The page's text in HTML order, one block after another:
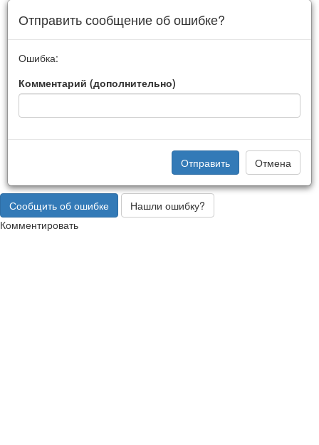
Отправить сообщение об ошибке?
Ошибка:
Комментарий (дополнительно)
Отправить Отмена
Сообщить об ошибке
Нашли ошибку?
Комментировать